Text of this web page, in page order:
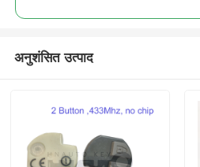
अनुशंसित उत्पाद